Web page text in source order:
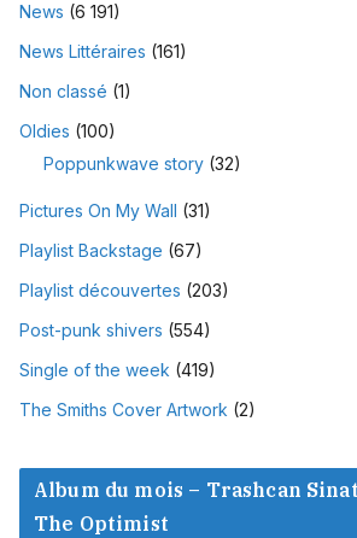
News (6 191)
News Littéraires (161)
Non classé (1)
Oldies (100)
Poppunkwave story (32)
Pictures On My Wall (31)
Playlist Backstage (67)
Playlist découvertes (203)
Post-punk shivers (554)
Single of the week (419)
The Smiths Cover Artwork (2)
Album du mois – Trashcan
The Optimist